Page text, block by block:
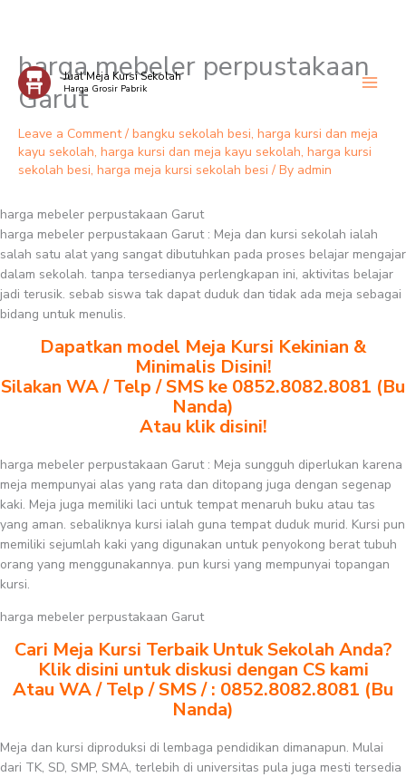
Skip
content
Jual Meja Kursi Sekolah
Harga Grosir Pabrik
harga mebeler perpustakaan
Garut
Leave a Comment / bangku sekolah besi, harga kursi dan meja
kayu sekolah, harga kursi dan meja kayu sekolah, harga kursi
sekolah besi, harga meja kursi sekolah besi / By admin
harga mebeler perpustakaan Garut
harga mebeler perpustakaan Garut : Meja dan kursi sekolah ialah
salah satu alat yang sangat dibutuhkan pada proses belajar mengajar
dalam sekolah. tanpa tersedianya perlengkapan ini, aktivitas belajar
jadi terusik. sebab siswa tak dapat duduk dan tidak ada meja sebagai
bidang untuk menulis.
Dapatkan model Meja Kursi Kekinian &
Minimalis Disini!
Silakan WA / Telp / SMS ke 0852.8082.8081 (Bu
Nanda)
Atau klik disini!
harga mebeler perpustakaan Garut : Meja sungguh diperlukan karena
meja mempunyai alas yang rata dan ditopang juga dengan segenap
kaki. Meja juga memiliki laci untuk tempat menaruh buku atau tas
yang aman. sebaliknya kursi ialah guna tempat duduk murid. Kursi pun
memiliki sejumlah kaki yang digunakan untuk penyokong berat tubuh
orang yang menggunakannya. pun kursi yang mempunyai topangan
kursi.
harga mebeler perpustakaan Garut
Cari Meja Kursi Terbaik Untuk Sekolah Anda?
Klik disini untuk diskusi dengan CS kami
Atau WA / Telp / SMS / : 0852.8082.8081 (Bu
Nanda)
Meja dan kursi diproduksi di lembaga pendidikan dimanapun. Mulai
dari TK, SD, SMP, SMA, terlebih di universitas pula juga mesti tersedia